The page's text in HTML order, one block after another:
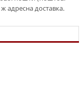
адресна доставка.